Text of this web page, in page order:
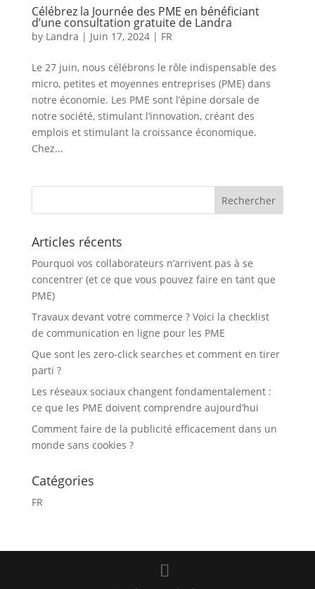
Célébrez la Journée des PME en bénéficiant
d’une consultation gratuite de Landra
by Landra | Juin 17, 2024| FR
Le 27 juin, nous célébrons le rôle indispensable des
micro, petites et moyennes entreprises (PME) dans
notre économie. Les PME sont l’épine dorsale de
notre société, stimulant l’innovation, créant des
emplois et stimulant la croissance économique.
Chez...
Articles récents
Pourquoi vos collaborateurs n’arrivent pas à se
concentrer (et ce que vous pouvez faire en tant que
PME)
Travaux devant votre commerce ? Voici la checklist
de communication en ligne pour les PME
Que sont les zero-click searches et comment en tirer
parti ?
Les réseaux sociaux changent fondamentalement :
ce que les PME doivent comprendre aujourd’hui
Comment faire de la publicité efficacement dans un
monde sans cookies ?
Catégories
FR